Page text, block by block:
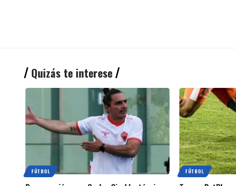
Quizás te interese
FÚTBOL FÚTBOL